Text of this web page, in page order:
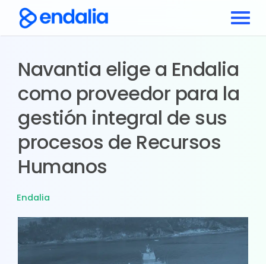
Navantia elige a Endalia
como proveedor para la
gestión integral de sus
procesos de Recursos
Humanos
Endalia